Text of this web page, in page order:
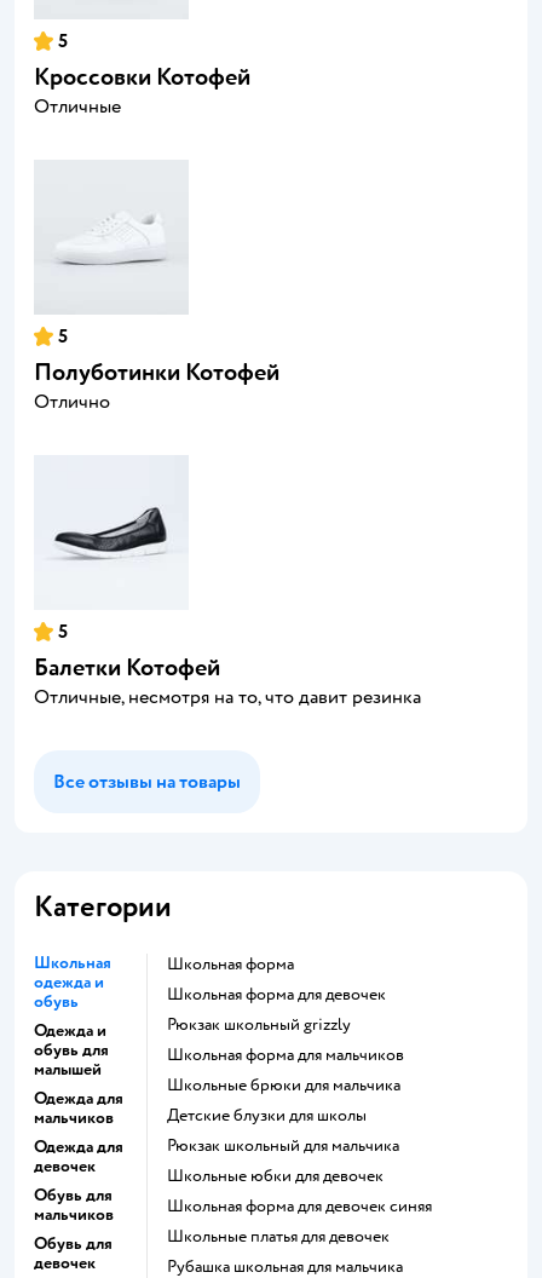
5
Кроссовки Котофей
Отличные
5
Полуботинки Котофей
Отлично
5
Балетки Котофей
Отличные, несмотря на то, что давит резинка
Все отзывы на товары
Категории
Школьная
одежда и
обувь
Одежда и
обувь для
малышей
Одежда для
мальчиков
Одежда для
девочек
Обувь для
мальчиков
Обувь для
девочек
Школьная форма
Школьная форма для девочек
Рюкзак школьный grizzly
Школьная форма для мальчиков
Школьные брюки для мальчика
Детские блузки для школы
Рюкзак школьный для мальчика
Школьные юбки для девочек
Школьная форма для девочек синяя
Школьные платья для девочек
Рубашка школьная для мальчика